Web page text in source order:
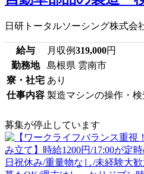
日研トータルソーシング株式会
給与 月収例319,000円
勤務地
島根県 雲南市
寮・社宅 あり
仕事内容 製造マシンの操作・
募集が停止しています